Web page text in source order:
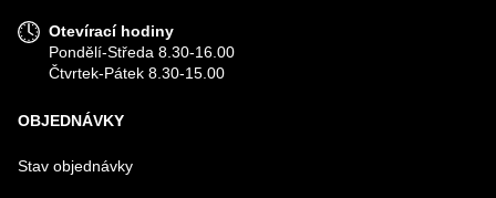
Otevírací hodiny
Pondělí-Středa 8.30-16.00
Čtvrtek-Pátek 8.30-15.00
OBJEDNÁVKY
Stav objednávky